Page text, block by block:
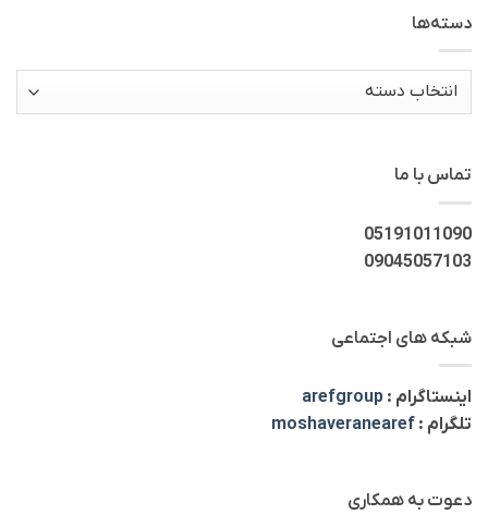
دسته‌ها
دسته‌ها
تماس با ما
05191011090
09045057103
شبکه های اجتماعی
اینستاگرام : arefgroup
تلگرام : moshaveranearef
دعوت به همکاری